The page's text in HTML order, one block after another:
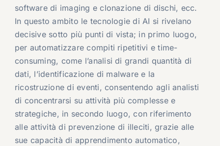
software di imaging e clonazione di dischi, ecc.
In questo ambito le tecnologie di AI si rivelano
decisive sotto più punti di vista; in primo luogo,
per automatizzare compiti ripetitivi e time-
consuming, come l’analisi di grandi quantità di
dati, l’identificazione di malware e la
ricostruzione di eventi, consentendo agli analisti
di concentrarsi su attività più complesse e
strategiche, in secondo luogo, con riferimento
alle attività di prevenzione di illeciti, grazie alle
sue capacità di apprendimento automatico,